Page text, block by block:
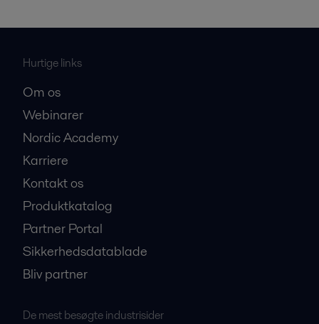
Hurtige links
Om os
Webinarer
Nordic Academy
Karriere
Kontakt os
Produktkatalog
Partner Portal
Sikkerhedsdatablade
Bliv partner
De mest besøgte industrisider